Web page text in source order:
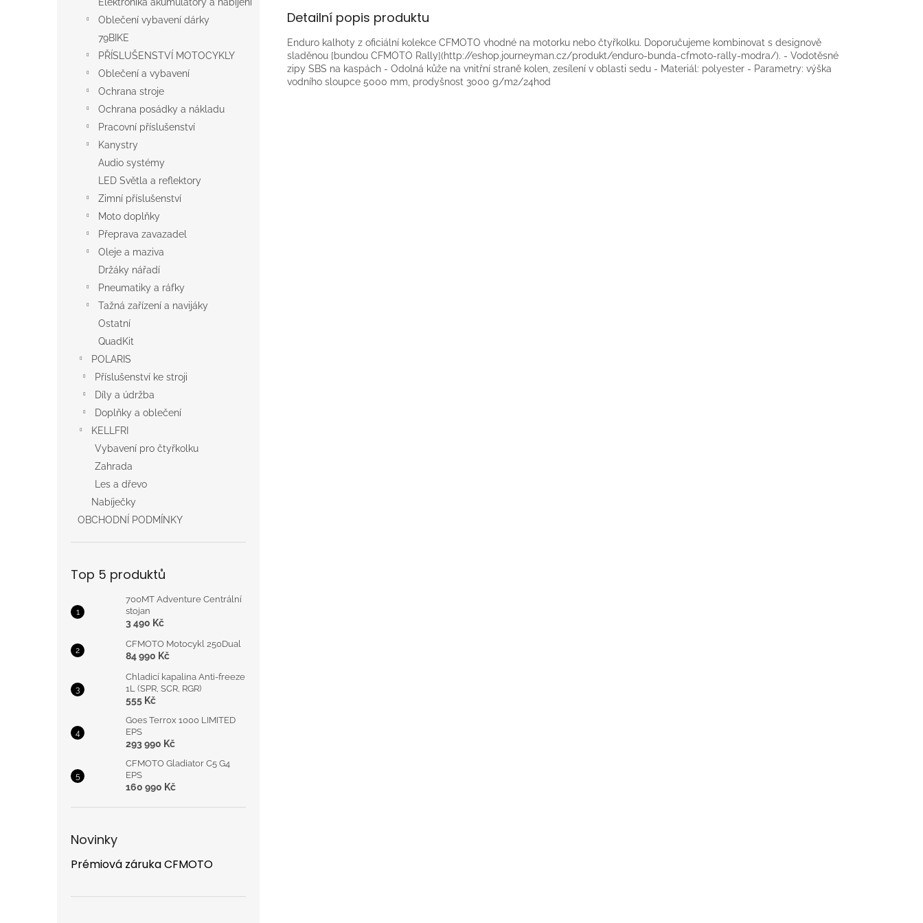
Oblečení vybavení dárky
79BIKE
PŘÍSLUŠENSTVÍ MOTOCYKLY
Oblečení a vybavení
Ochrana stroje
Ochrana posádky a nákladu
Pracovní příslušenství
Kanystry
Audio systémy
LED Světla a reflektory
Zimní příslušenství
Moto doplňky
Přeprava zavazadel
Oleje a maziva
Držáky nářadí
Pneumatiky a ráfky
Tažná zařízení a navijáky
Ostatní
QuadKit
POLARIS
Příslušenství ke stroji
Díly a údržba
Doplňky a oblečení
KELLFRI
Vybavení pro čtyřkolku
Zahrada
Les a dřevo
Nabíječky
OBCHODNÍ PODMÍNKY
Top 5 produktů
700MT Adventure Centrální
stojan
3 490 Kč
CFMOTO Motocykl 250Dual
84 990 Kč
Chladicí kapalina Anti-freeze
1L (SPR, SCR, RGR)
555 Kč
Goes Terrox 1000 LIMITED
EPS
293 990 Kč
CFMOTO Gladiator C5 G4
EPS
160 990 Kč
Novinky
Prémiová záruka CFMOTO
Detailní popis produktu
Enduro kalhoty z oficiální kolekce CFMOTO vhodné na motorku nebo čtyřkolku. Doporučujeme kombinovat s designově
sladěnou [bundou CFMOTO Rally](http://eshop.journeyman.cz/produkt/enduro-bunda-cfmoto-rally-modra/). - Vodotěsné
zipy SBS na kaspách - Odolná kůže na vnitřní straně kolen, zesílení v oblasti sedu - Materiál: polyester - Parametry: výška
vodního sloupce 5000 mm, prodyšnost 3000 g/m2/24hod